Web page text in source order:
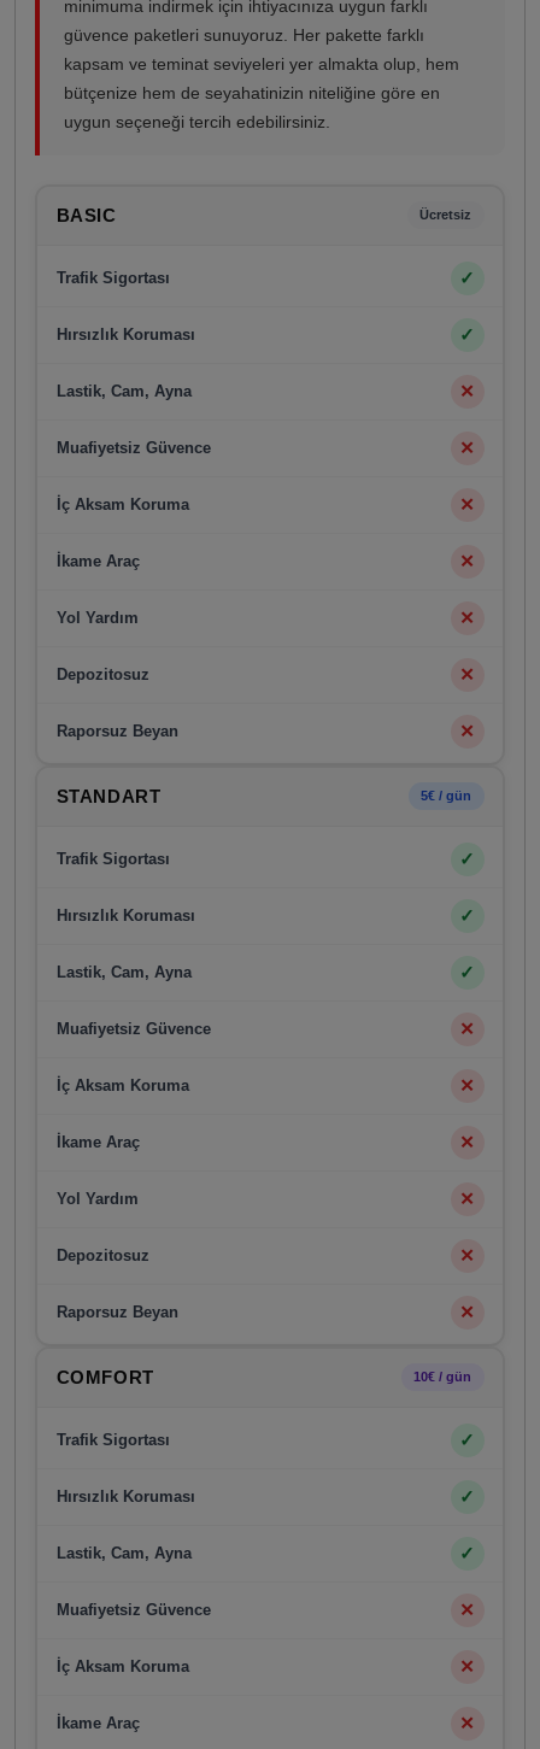
minimuma indirmek için ihtiyacınıza uygun farklı
güvence paketleri sunuyoruz. Her pakette farklı
kapsam ve teminat seviyeleri yer almakta olup, hem
bütçenize hem de seyahatinizin niteliğine göre en
uygun seçeneği tercih edebilirsiniz.
BASIC Ücretsiz
Trafik Sigortası ✓
Hırsızlık Koruması ✓
Lastik, Cam, Ayna ✕
Muafiyetsiz Güvence ✕
İç Aksam Koruma ✕
İkame Araç ✕
Yol Yardım ✕
Depozitosuz ✕
Raporsuz Beyan ✕
STANDART 5€ / gün
Trafik Sigortası ✓
Hırsızlık Koruması ✓
Lastik, Cam, Ayna ✓
Muafiyetsiz Güvence ✕
İç Aksam Koruma ✕
İkame Araç ✕
Yol Yardım ✕
Depozitosuz ✕
Raporsuz Beyan ✕
COMFORT 10€ / gün
Trafik Sigortası ✓
Hırsızlık Koruması ✓
Lastik, Cam, Ayna ✓
Muafiyetsiz Güvence ✕
İç Aksam Koruma ✕
İkame Araç ✕